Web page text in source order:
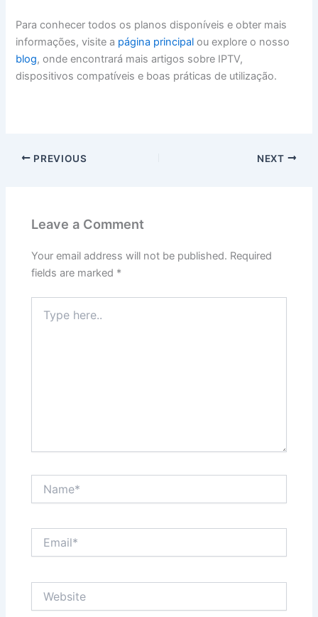
Para conhecer todos os planos disponíveis e obter mais
informações, visite a página principal ou explore o nosso
blog, onde encontrará mais artigos sobre IPTV,
dispositivos compatíveis e boas práticas de utilização.
PREVIOUS NEXT
Leave a Comment
Your email address will not be published. Required
fields are marked *
here..